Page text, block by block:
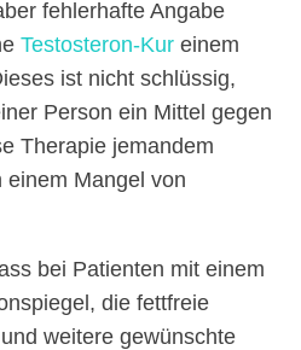
fehlerhafte Angabe
Testosteron-Kur einem
ist nicht schlüssig,
Person ein Mittel gegen
Therapie jemandem
einem Mangel von
bei Patienten mit einem
die fettfreie
weitere gewünschte